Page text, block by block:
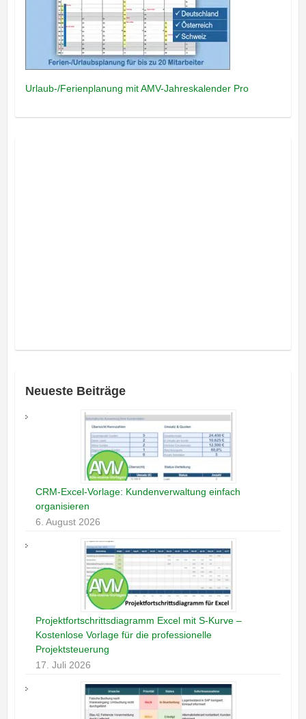
Urlaub-/Ferienplanung mit AMV-Jahreskalender Pro
Neueste Beiträge
CRM-Excel-Vorlage: Kundenverwaltung einfach
organisieren
6. August 2026
Projektfortschrittsdiagramm Excel mit S-Kurve –
Kostenlose Vorlage für die professionelle
Projektsteuerung
17. Juli 2026